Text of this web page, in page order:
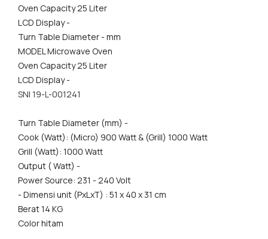
Oven Capacity 25 Liter
LCD Display -
Turn Table Diameter - mm
MODEL Microwave Oven
Oven Capacity 25 Liter
LCD Display -
SNI 19-L-001241
Turn Table Diameter (mm) -
Cook (Watt): (Micro) 900 Watt & (Grill) 1000 Watt
Grill (Watt): 1000 Watt
Output ( Watt) -
Power Source: 231 - 240 Volt
- Dimensi unit (PxLxT) : 51 x 40 x 31 cm
Berat 14 KG
Color hitam